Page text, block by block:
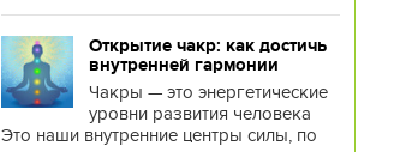
Открытие чакр: как достичь
внутренней гармонии
Чакры — это энергетические
уровни развития человека
Это наши внутренние центры силы, по